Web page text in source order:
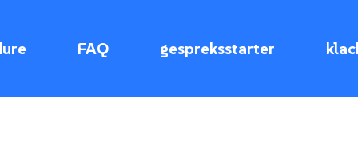
FAQ gespreksstarter